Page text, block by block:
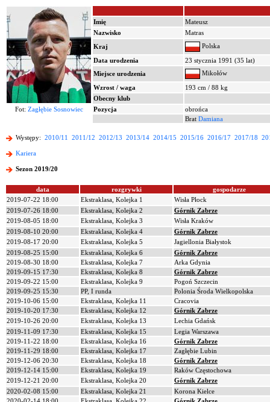
Imię
Mateusz
Nazwisko
Matras
Kraj
Polska
Data urodzenia
23 stycznia 1991 (35 lat)
Miejsce urodzenia
Mikołów
Wzrost / waga
193 cm / 88 kg
Obecny klub
Fot: Zagłębie Sosnowiec Pozycja
obrońca
Brat Damiana
Występy: 2010/11 2011/12 2012/13 2013/14 2014/15 2015/16 2016/17 2017/18
Kariera
Sezon 2019/20
data rozgrywki
gospodarze
2019-07-22 18:00
Ekstraklasa, Kolejka 1
Wisła Płock
2019-07-26 18:00
Ekstraklasa, Kolejka 2
Górnik Zabrze
2019-08-05 18:00
Ekstraklasa, Kolejka 3
Wisła Kraków
2019-08-10 20:00
Ekstraklasa, Kolejka 4
Górnik Zabrze
2019-08-17 20:00
Ekstraklasa, Kolejka 5
Jagiellonia Białystok
2019-08-25 15:00
Ekstraklasa, Kolejka 6
Górnik Zabrze
2019-08-30 18:00
Ekstraklasa, Kolejka 7
Arka Gdynia
2019-09-15 17:30
Ekstraklasa, Kolejka 8
Górnik Zabrze
2019-09-22 15:00
Ekstraklasa, Kolejka 9
Pogoń Szczecin
2019-09-25 15:30
PP, I runda
Polonia Środa Wielkopolska
2019-10-06 15:00
Ekstraklasa, Kolejka 11
Cracovia
2019-10-20 17:30
Ekstraklasa, Kolejka 12
Górnik Zabrze
2019-10-26 20:00
Ekstraklasa, Kolejka 13
Lechia Gdańsk
2019-11-09 17:30
Ekstraklasa, Kolejka 15
Legia Warszawa
2019-11-22 18:00
Ekstraklasa, Kolejka 16
Górnik Zabrze
2019-11-29 18:00
Ekstraklasa, Kolejka 17
Zagłębie Lubin
2019-12-06 20:30
Ekstraklasa, Kolejka 18
Górnik Zabrze
2019-12-14 15:00
Ekstraklasa, Kolejka 19
Raków Częstochowa
2019-12-21 20:00
Ekstraklasa, Kolejka 20
Górnik Zabrze
2020-02-08 15:00
Ekstraklasa, Kolejka 21
Korona Kielce